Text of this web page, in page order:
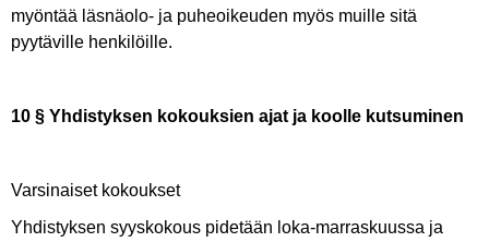
myöntää läsnäolo- ja puheoikeuden myös muille sitä
pyytäville henkilöille.
10 § Yhdistyksen kokouksien ajat ja koolle kutsuminen
Varsinaiset kokoukset
Yhdistyksen syyskokous pidetään loka-marraskuussa ja